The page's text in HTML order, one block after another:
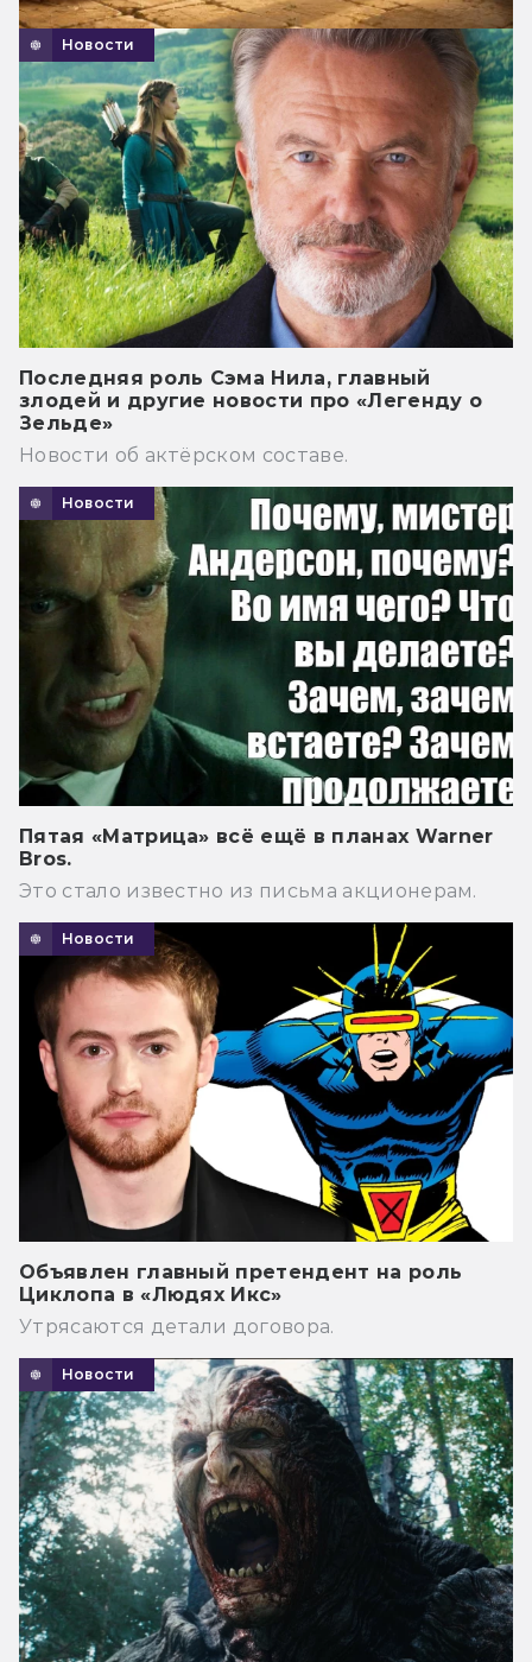
Новости
Последняя роль Сэма Нила, главный
злодей и другие новости про «Легенду о
Зельде»
Новости об актёрском составе.
Новости
Пятая «Матрица» всё ещё в планах Warner
Bros.
Это стало известно из письма акционерам.
Новости
Объявлен главный претендент на роль
Циклопа в «Людях Икс»
Утрясаются детали договора.
Новости